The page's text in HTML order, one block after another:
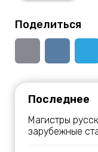
Поделиться
Последнее
Магистры
зарубежные